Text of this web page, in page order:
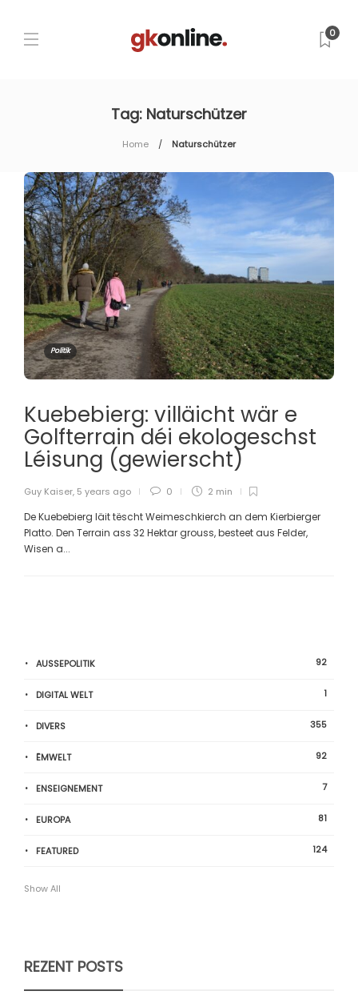
0
Tag: Naturschützer
Home Naturschützer
Politik
Kuebebierg: villäicht wär e
Golfterrain déi ekologeschst
Léisung (gewierscht)
Guy Kaiser, 5 years ago 0 2 min
De Kuebebierg läit tëscht Weimeschkierch an dem Kierbierger
Platto. Den Terrain ass 32 Hektar grouss, besteet aus Felder,
Wisen a...
AUSSEPOLITIK 92
DIGITAL WELT 1
DIVERS 355
ËMWELT 92
ENSEIGNEMENT 7
EUROPA 81
FEATURED 124
Show All
REZENT POSTS